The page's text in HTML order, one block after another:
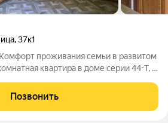
,37к1
проживания семьи в развитом
квартира в доме серии 44-T, в
Квартира подойдет для проживания
Позвонить